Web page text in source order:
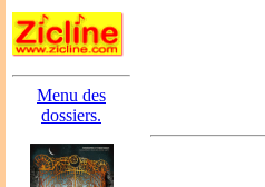
Menu des
dossiers.